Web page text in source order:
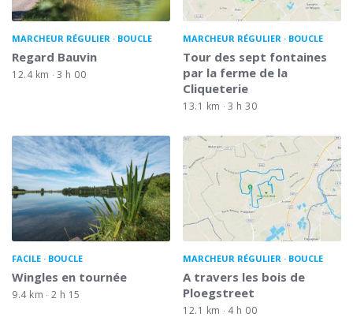
MARCHEUR RÉGULIER BOUCLE
Regard Bauvin
12.4 km 3 h 00
MARCHEUR RÉGULIER BOUCLE
Tour des sept fontaines
par la ferme de la
Cliqueterie
13.1 km 3 h 30
FACILE BOUCLE
Wingles en tournée
9.4 km 2 h 15
MARCHEUR RÉGULIER BOUCLE
A travers les bois de
Ploegstreet
12.1 km 4 h 00